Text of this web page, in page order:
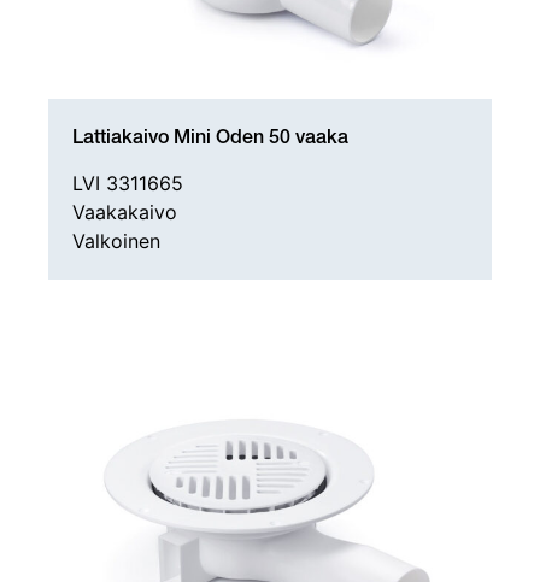
Lattiakaivo Mini Oden 50 vaaka
LVI 3311665
Vaakakaivo
Valkoinen